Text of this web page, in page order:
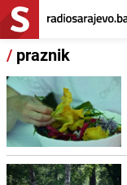
/ praznik